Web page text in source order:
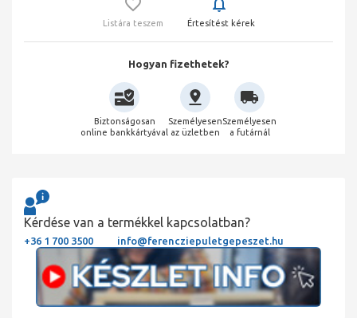
Listára teszem Értesítést kérek
Hogyan fizethetek?
Biztonságosan
online bankkártyával
Személyesen
az üzletben
Személyesen
a futárnál
Kérdése van a termékkel kapcsolatban?
+36 1 700 3500 info@ferencziepuletgepeszet.hu